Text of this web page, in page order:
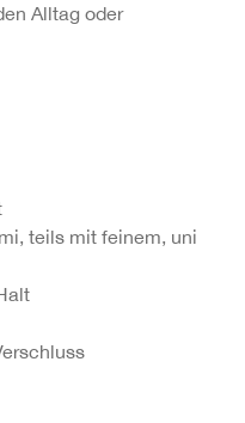
Alltag oder
teils mit feinem, uni